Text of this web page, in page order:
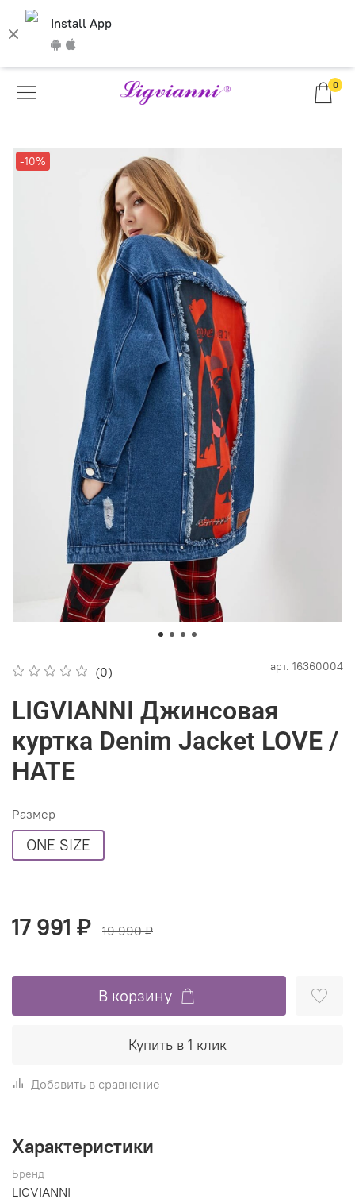
Install App
0
-10%
(0) арт. 16360004
LIGVIANNI Джинсовая
куртка Denim Jacket LOVE /
HATE
Размер
ONE SIZE
17 991 ₽ 19 990 ₽
В корзину
Купить в 1 клик
Добавить в сравнение
Характеристики
Бренд
LIGVIANNI